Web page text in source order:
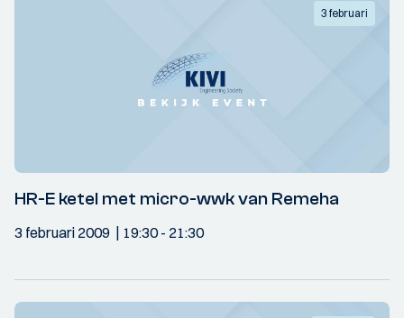
3 februari
HR-E ketel met micro-wwk van Remeha
3 februari 2009 19:30- 21:30